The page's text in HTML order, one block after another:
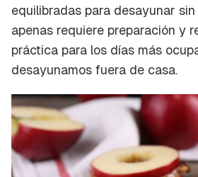
equilibradas para desayunar
apenas requiere preparación y
práctica para los días más
desayunamos fuera de casa.